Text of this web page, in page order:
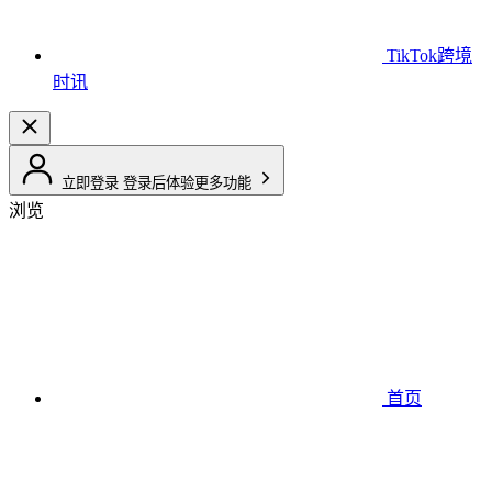
TikTok跨境
时讯
立即登录 登录后体验更多功能
浏览
首页